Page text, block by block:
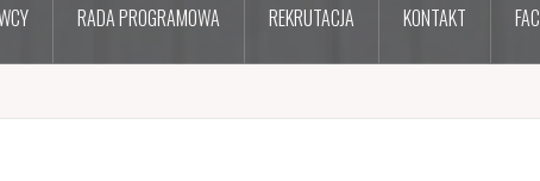
RADA PROGRAMOWA REKRUTACJA KONTAKT